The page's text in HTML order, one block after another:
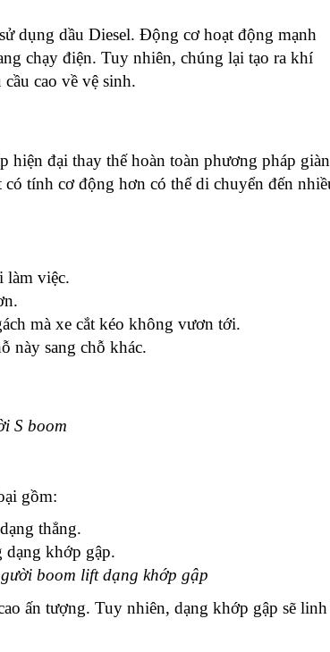
dụng dầu Diesel. Động cơ hoạt động mạnh
chạy điện. Tuy nhiên, chúng lại tạo ra khí
cao về vệ sinh.
hiện đại thay thế hoàn toàn phương pháp giàn
tính cơ động hơn có thể di chuyển đến
làm việc.
mà xe cắt kéo không vươn tới.
này sang chỗ khác.
S boom
gồm:
thẳng.
dạng khớp gập.
boom lift dạng khớp gập
ấn tượng. Tuy nhiên, dạng khớp gập sẽ linh